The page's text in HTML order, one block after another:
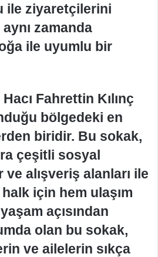
ile ziyaretçilerini
zamanda
ile uyumlu bir
Fahrettin Kılınç
bölgedeki en
biridir. Bu sokak,
çeşitli sosyal
alışveriş alanları ile
için hem ulaşım
açısından
olan bu sokak,
ve ailelerin sıkça